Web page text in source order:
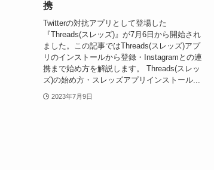
携
Twitterの対抗アプリとして登場した
『Threads(スレッズ)』が7月6日から開始され
ました。この記事ではThreads(スレッズ)アプ
リのインストールから登録・Instagramとの連
携まで始め方を解説します。 Threads(スレッ
ズ)の始め方・スレッズアプリインストール...
2023年7月9日